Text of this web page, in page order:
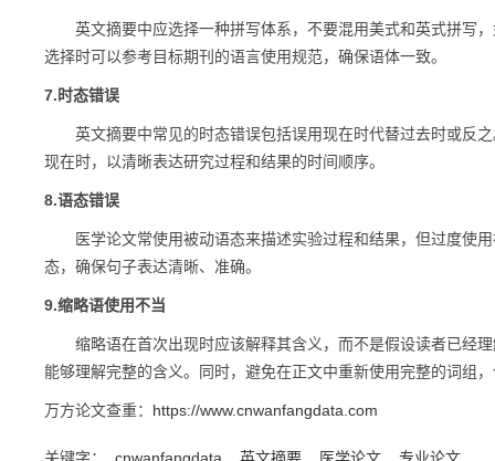
英文摘要中应选择一种拼写体系，不要混用美式和英式拼写
选择时可以参考目标期刊的语言使用规范，确保语体一致。
7.时态错误
英文摘要中常见的时态错误包括误用现在时代替过去时或反之
现在时，以清晰表达研究过程和结果的时间顺序。
8.语态错误
医学论文常使用被动语态来描述实验过程和结果，但过度使用
态，确保句子表达清晰、准确。
9.缩略语使用不当
缩略语在首次出现时应该解释其含义，而不是假设读者已经理
能够理解完整的含义。同时，避免在正文中重新使用完整的词组
万方论文查重： https://www.cnwanfangdata.com